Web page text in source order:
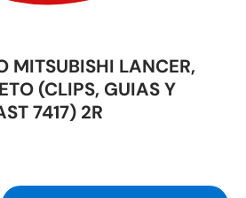
MITSUBISHI LANCER,
(CLIPS, GUIAS Y
7417) 2R